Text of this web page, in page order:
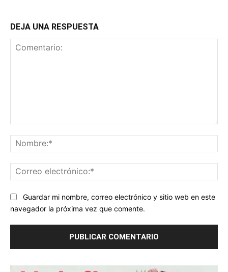
DEJA UNA RESPUESTA
Guardar mi nombre, correo electrónico y sitio web en este
navegador la próxima vez que comente.